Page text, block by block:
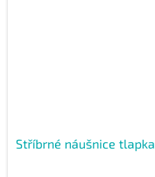
Stříbrné náušnice tlapka